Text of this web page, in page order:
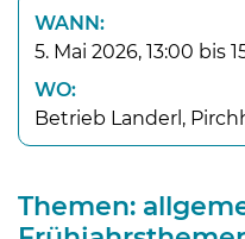
WANN:
5. Mai 2026, 13:00 bis
WO:
Betrieb Landerl,
Themen: